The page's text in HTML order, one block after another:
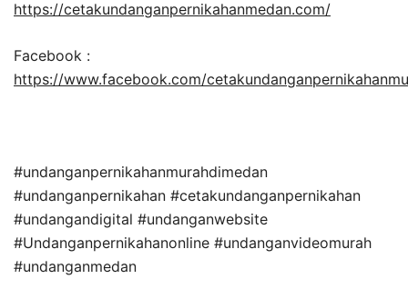
https://cetakundanganpernikahanmedan.com/
Facebook :
https://www.facebook.com/
#undanganpernikahanmurahdimedan
#undanganpernikahan #cetakundanganpernikahan
#undangandigital #undanganwebsite
#Undanganpernikahanonline #undanganvideomurah
#undanganmedan